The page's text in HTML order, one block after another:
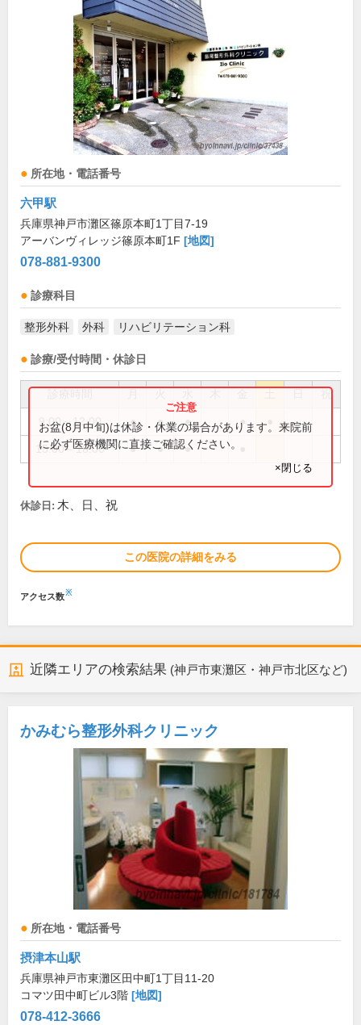
所在地・電話番号
六甲駅
兵庫県神戸市灘区篠原本町1丁目7-19
アーバンヴィレッジ篠原本町1F [地図]
078-881-9300
診療科目
整形外科 外科 リハビリテーション科
診療/受付時間・休診日
祝
9:00～12:00 ● ● ● ●
15:00～18:00 ● ● ●
お盆(8月中旬)は休診・休業の場合があります。来院前
に必ず医療機関に直接ご確認ください。
×閉じる
休診日: 木、日、祝
この医院の詳細をみる
アクセス数※
近隣エリアの検索結果 (神戸市東灘区・神戸市北区など)
かみむら整形外科クリニック
所在地・電話番号
摂津本山駅
兵庫県神戸市東灘区田中町1丁目11-20
コマツ田中町ビル3階 [地図]
078-412-3666